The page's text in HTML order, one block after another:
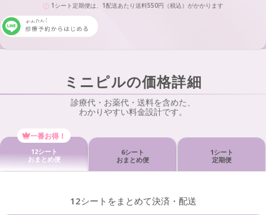
1シート定期便は、1配送あたり送料550円（税込）がかかります
ミニピルの価格詳細
診療代・お薬代・送料を含めた、
わかりやすい料金設計です。
12シート
おまとめ便
一番お得！
6シート
おまとめ便
1シート
定期便
12シートをまとめて決済・配送